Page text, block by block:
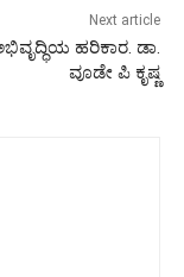
Next article
ಹರಿಕಾರ. ಡಾ.
ವೂಡೇ ಪಿ ಕೃಷ್ಣ